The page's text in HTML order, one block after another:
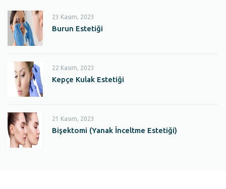
23 Kasım, 2023
Burun Estetiği
22 Kasım, 2023
Kepçe Kulak Estetiği
21 Kasım, 2023
Bişektomi (Yanak İnceltme Estetiği)